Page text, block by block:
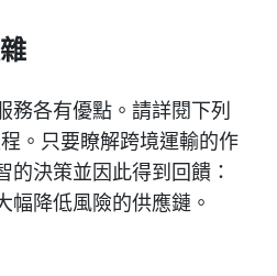
務各有優點。請詳閱下列
。只要瞭解跨境運輸的作
的決策並因此得到回饋：
幅降低風險的供應鏈。